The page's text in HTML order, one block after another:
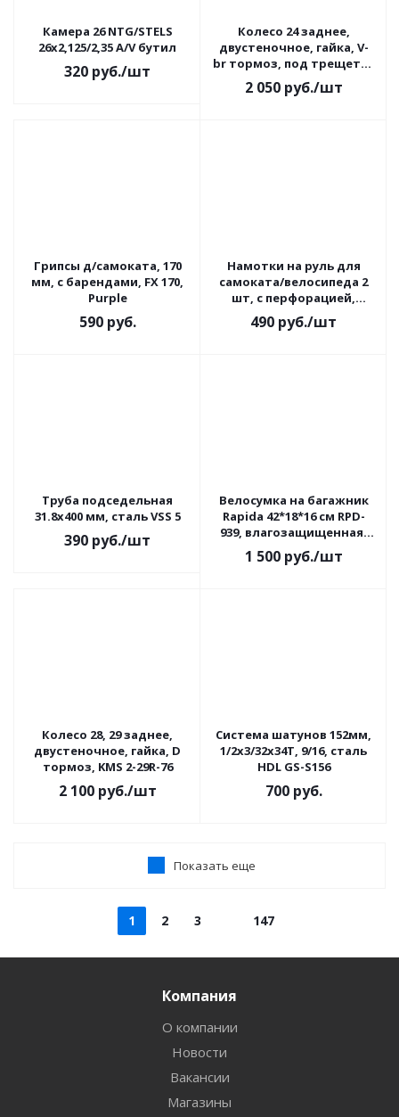
Камера 26 NTG/STELS
26х2,125/2,35 A/V бутил
320 руб./шт
Колесо 24 заднее,
двустеночное, гайка, V-
br тормоз, под трещетку
5/7 ск LU045401
2 050руб./шт
Грипсы д/самоката, 170
мм, с барендами, FX 170,
Purple
590руб.
Намотки на руль для
самоката/велосипеда 2
шт, с перфорацией,
черный
490 руб./шт
Труба подседельная
31.8x400 мм, сталь VSS 5
390 руб./шт
Велосумка на багажник
Rapida 42*18*16 cм RPD-
939, влагозащищенная,
нейлон
1 500руб./шт
Колесо 28, 29 заднее,
двустеночное, гайка, D
тормоз, KMS 2-29R-76
2 100руб./шт
Система шатунов 152мм,
1/2x3/32x34Т, 9/16, сталь
HDL GS-S156
700руб.
Показать еще
1 2 3 147
Компания
О компании
Новости
Вакансии
Магазины